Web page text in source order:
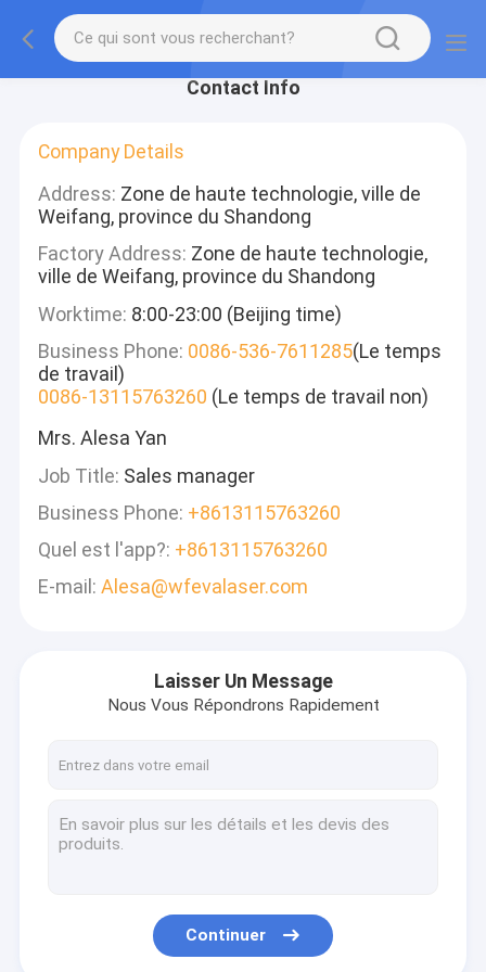
Contact Info
Company Details
Address: Zone de haute technologie, ville de
Weifang, province du Shandong
Factory Address: Zone de haute technologie,
ville de Weifang, province du Shandong
Worktime: 8:00-23:00 (Beijing time)
Business Phone: 0086-536-7611285(Le temps
de travail)
0086-13115763260 (Le temps de travail non)
Mrs. Alesa Yan
Job Title: Sales manager
Business Phone: +8613115763260
Quel est l'app?: +8613115763260
E-mail: Alesa@wfevalaser.com
Laisser Un Message
Nous Vous Répondrons Rapidement
Continuer